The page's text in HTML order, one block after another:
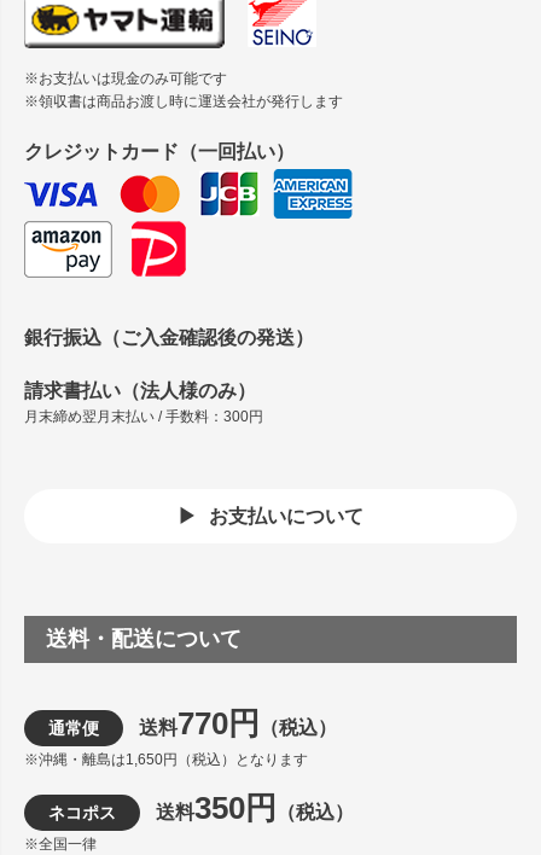
※お支払いは現金のみ可能です
※領収書は商品お渡し時に運送会社が発行します
クレジットカード（一回払い）
銀行振込（ご入金確認後の発送）
請求書払い（法人様のみ）
月末締め翌月末払い / 手数料：300円
お支払いについて
送料・配送について
通常便 送料770円 （税込）
※沖縄・離島は1,650円（税込）となります
ネコポス 送料350円 （税込）
※全国一律